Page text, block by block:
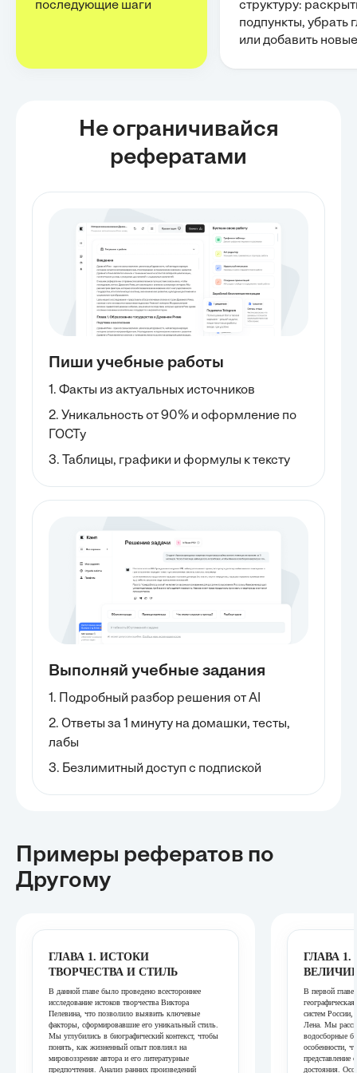
последующие шаги
структуру:
подпункты, убрать
или добавить новые
Не ограничивайся
рефератами
Пиши учебные работы
1. Факты из актуальных источников
2. Уникальность от 90% и оформление по
ГОСТу
3. Таблицы, графики и формулы к тексту
Выполняй учебные задания
1. Подробный разбор решения от AI
2. Ответы за 1 минуту на домашки, тесты,
лабы
3. Безлимитный доступ с подпиской
Примеры рефератов по
Другому
ГЛАВА 1. ИСТОКИ
ТВОРЧЕСТВА И СТИЛЬ
В данной главе было проведено всестороннее
исследование истоков творчества Виктора
Пелевина, что позволило выявить ключевые
факторы, сформировавшие его уникальный стиль.
Мы углубились в биографический контекст, чтобы
понять, как жизненный опыт повлиял на
мировоззрение автора и его литературные
предпочтения. Анализ ранних произведений
ГЛАВА
В первой главе
систем
Лена. Мы
водосборные
особенности,
представление
достояния.